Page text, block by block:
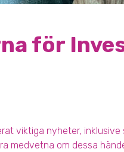
för
viktiga nyheter,
medvetna om dessa